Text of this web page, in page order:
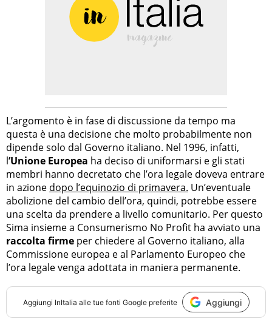
L’argomento è in fase di discussione da tempo ma
questa è una decisione che molto probabilmente non
dipende solo dal Governo italiano. Nel 1996, infatti,
l’Unione Europea ha deciso di uniformarsi e gli stati
membri hanno decretato che l’ora legale doveva entrare
in azione dopo l’equinozio di primavera. Un’eventuale
abolizione del cambio dell’ora, quindi, potrebbe essere
una scelta da prendere a livello comunitario. Per questo
Sima insieme a Consumerismo No Profit ha avviato una
raccolta firme per chiedere al Governo italiano, alla
Commissione europea e al Parlamento Europeo che
l’ora legale venga adottata in maniera permanente.
Aggiungi InItalia alle tue fonti Google preferite Aggiungi